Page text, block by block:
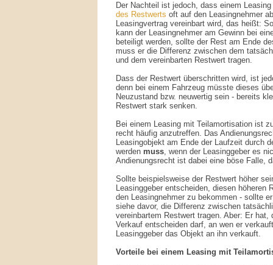
Der Nachteil ist jedoch, dass einem
des Restwerts oft auf den Leasingnehmer
Leasingvertrag vereinbart wird, das heißt:
kann der Leasingnehmer am Gewinn bei
beteiligt werden, sollte der Rest am Ende
muss er die Differenz zwischen dem
und dem vereinbarten Restwert tragen.
Dass der Restwert überschritten wird, ist
denn bei einem Fahrzeug müsste dieses
Neuzustand bzw. neuwertig sein - bereits
Restwert stark senken.
Bei einem Leasing mit Teilamortisation ist
recht häufig anzutreffen. Das
Leasingobjekt am Ende der Laufzeit durch
werden muss, wenn der Leasinggeber es
Andienungsrecht ist dabei eine böse Falle,
Sollte beispielsweise der Restwert höher
Leasinggeber entscheiden, diesen höheren
den Leasingnehmer zu bekommen - sollte
siehe davor, die Differenz zwischen
vereinbartem Restwert tragen. Aber: Er hat,
Verkauf entscheiden darf, an wen er
Leasinggeber das Objekt an ihn verkauft.
Vorteile bei einem Leasing mit